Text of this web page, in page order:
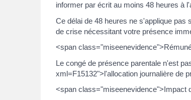
informer par écrit au moins 48 heures à
Ce délai de 48 heures ne s'applique pas
de crise nécessitant votre présence
<span
Le congé de présence parentale n'est
xml=F15132">l'allocation journalière de
<span class="miseenevidence">Impact